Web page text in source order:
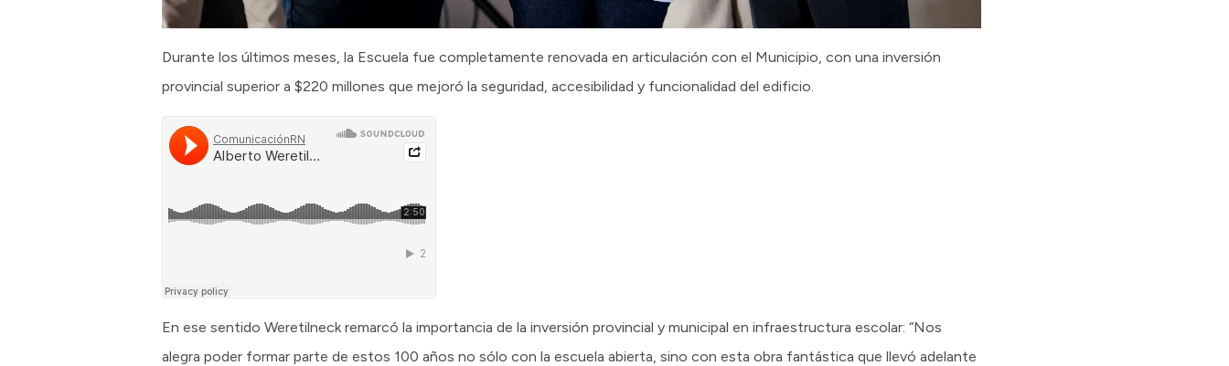
Durante los últimos meses, la Escuela fue completamente renovada en articulación con el Municipio, con una inversión
provincial superior a $220 millones que mejoró la seguridad, accesibilidad y funcionalidad del edificio.
En ese sentido Weretilneck remarcó la importancia de la inversión provincial y municipal en infraestructura escolar: “Nos
alegra poder formar parte de estos 100 años no sólo con la escuela abierta, sino con esta obra fantástica que llevó adelante